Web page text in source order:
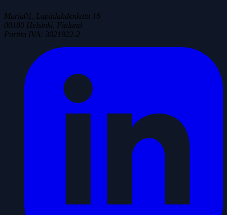
Maria01, Lapinlahdenkatu 16
00180 Helsinki, Finland
Partita IVA: 3021922-2